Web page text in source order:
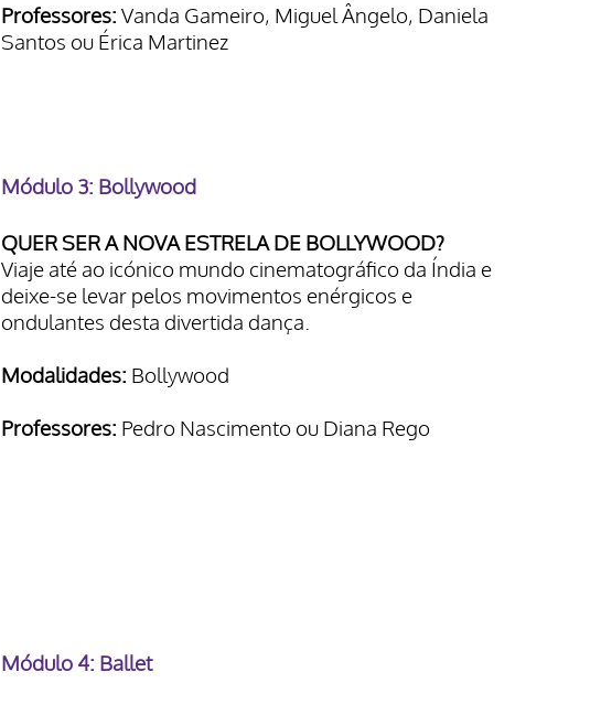
Professores: Vanda Gameiro, Miguel Ângelo, Daniela
Santos ou Érica Martinez
Módulo 3: Bollywood
QUER SER A NOVA ESTRELA DE BOLLYWOOD?
Viaje até ao icónico mundo cinematográfico da Índia e
deixe-se levar pelos movimentos enérgicos e
ondulantes desta divertida dança.
Modalidades: Bollywood
Professores: Pedro Nascimento ou Diana Rego
Módulo 4: Ballet